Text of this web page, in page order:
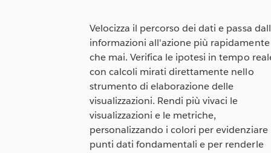
Velocizza il percorso dei dati e passa
informazioni all'azione più rapidamente
che mai. Verifica le ipotesi in tempo
con calcoli mirati direttamente nello
strumento di elaborazione delle
visualizzazioni. Rendi più vivaci le
visualizzazioni e le metriche,
personalizzando i colori per evidenziare
punti dati fondamentali e per renderle